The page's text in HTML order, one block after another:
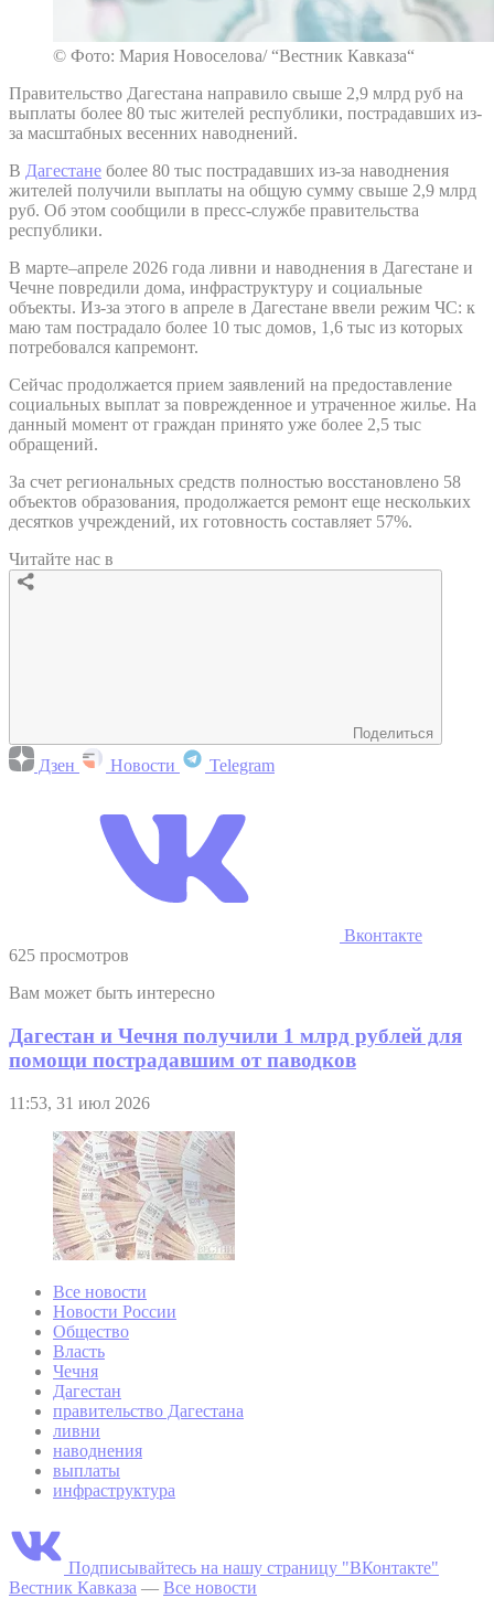
© Фото: Мария Новоселова/ “Вестник Кавказа“
Правительство Дагестана направило свыше 2,9 млрд руб на
выплаты более 80 тыс жителей республики, пострадавших из-
за масштабных весенних наводнений.
В Дагестане более 80 тыс пострадавших из-за наводнения
жителей получили выплаты на общую сумму свыше 2,9 млрд
руб. Об этом сообщили в пресс-службе правительства
республики.
В марте–апреле 2026 года ливни и наводнения в Дагестане и
Чечне повредили дома, инфраструктуру и социальные
объекты. Из-за этого в апреле в Дагестане ввели режим ЧС: к
маю там пострадало более 10 тыс домов, 1,6 тыс из которых
потребовался капремонт.
Сейчас продолжается прием заявлений на предоставление
социальных выплат за поврежденное и утраченное жилье. На
данный момент от граждан принято уже более 2,5 тыс
обращений.
За счет региональных средств полностью восстановлено 58
объектов образования, продолжается ремонт еще нескольких
десятков учреждений, их готовность составляет 57%.
Читайте нас в
Поделиться
Дзен Новости Telegram
Вконтакте
625 просмотров
Вам может быть интересно
Дагестан и Чечня получили 1 млрд рублей для
помощи пострадавшим от паводков
11:53, 31 июл 2026
Все новости
Новости России
Общество
Власть
Чечня
Дагестан
правительство Дагестана
ливни
наводнения
выплаты
инфраструктура
Подписывайтесь на нашу страницу "ВКонтакте"
Вестник Кавказа — Все новости